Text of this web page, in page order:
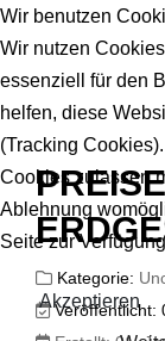
Kategorie:
Veröffentlicht:
Wir benutzen
Wir nutzen
essenziell für den
helfen, diese
(Tracking
Cookies zulassen
Ablehnung
Seite zur
Akzeptieren